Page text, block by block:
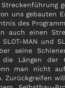
uns gebauten
des
auch einen
MAN und
seine
die Längen der
man nicht
Zurückgreifen